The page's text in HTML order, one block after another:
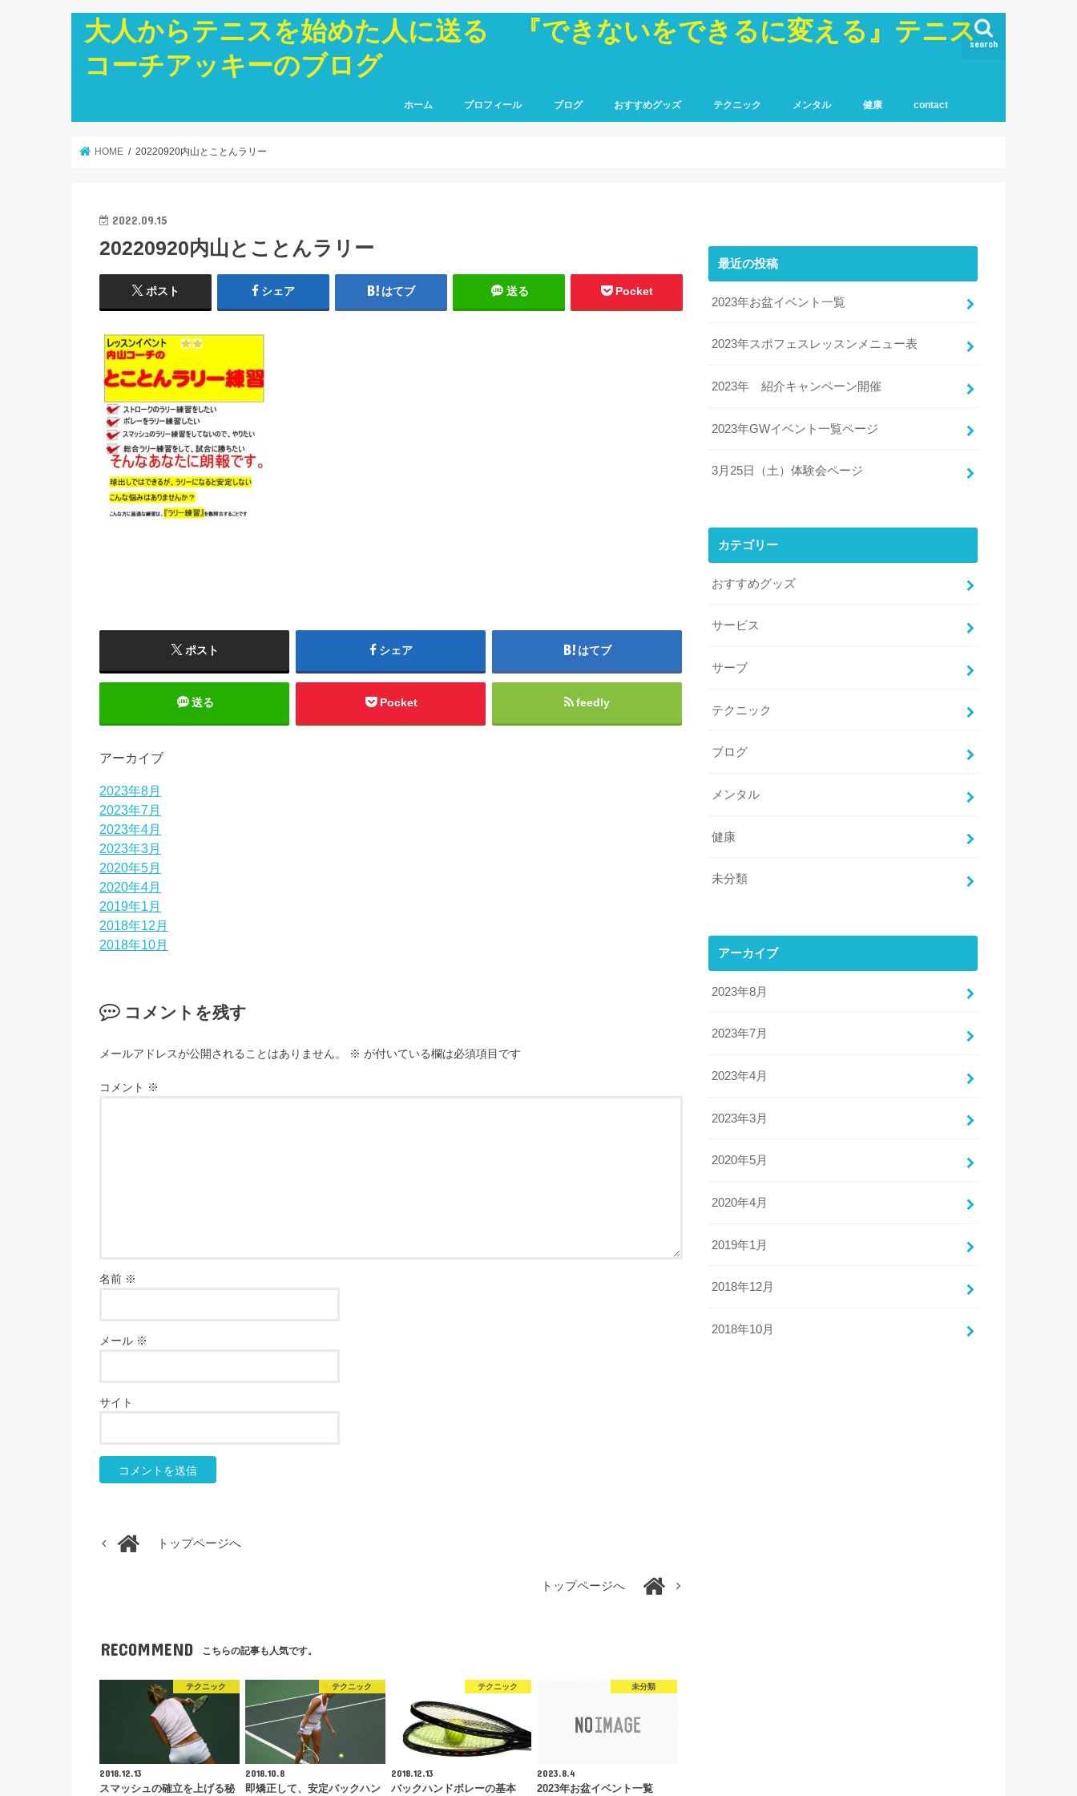
大人からテニスを始めた人に送る 『できないをできるに変える』テニス
コーチアッキーのブログ
search
ホーム プロフィール ブログ おすすめグッズ テクニック メンタル 健康 contact
HOME 20220920内山とことんラリー
2022.09.15
20220920内山とことんラリー
ポスト シェア はてブ 送る Pocket
ポスト シェア はてブ
送る Pocket feedly
アーカイブ
2023年8月
2023年7月
2023年4月
2023年3月
2020年5月
2020年4月
2019年1月
2018年12月
2018年10月
コメントを残す
メールアドレスが公開されることはありません。 ※ が付いている欄は必須項目です
コメント ※
名前 ※
メール ※
サイト
トップページへ
トップページへ
RECOMMEND こちらの記事も人気です。
テクニック
2018.12.13
スマッシュの確立を上げる秘
テクニック
2018.10.8
即矯正して、安定バックハン
テクニック
2018.12.13
バックハンドボレーの基本
未分類
2023.8.4
2023年お盆イベント一覧
最近の投稿
2023年お盆イベント一覧
2023年スポフェスレッスンメニュー表
2023年 紹介キャンペーン開催
2023年GWイベント一覧ページ
3月25日（土）体験会ページ
カテゴリー
おすすめグッズ
サービス
サーブ
テクニック
ブログ
メンタル
健康
未分類
アーカイブ
2023年8月
2023年7月
2023年4月
2023年3月
2020年5月
2020年4月
2019年1月
2018年12月
2018年10月